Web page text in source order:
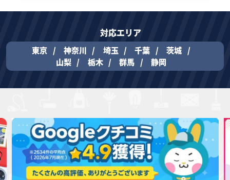
対応エリア
東京 神奈川 埼玉 千葉
茨城
山梨
栃木 群馬 静岡